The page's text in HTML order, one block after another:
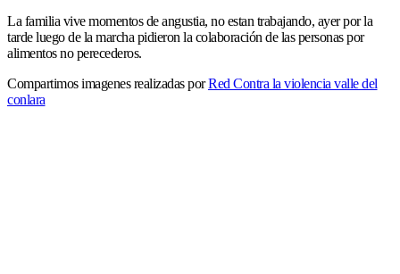
La familia vive momentos de angustia, no estan trabajando, ayer por la
tarde luego de la marcha pidieron la colaboración de las personas por
alimentos no perecederos.
Compartimos imagenes realizadas porRed Contra la violencia valle del
conlara